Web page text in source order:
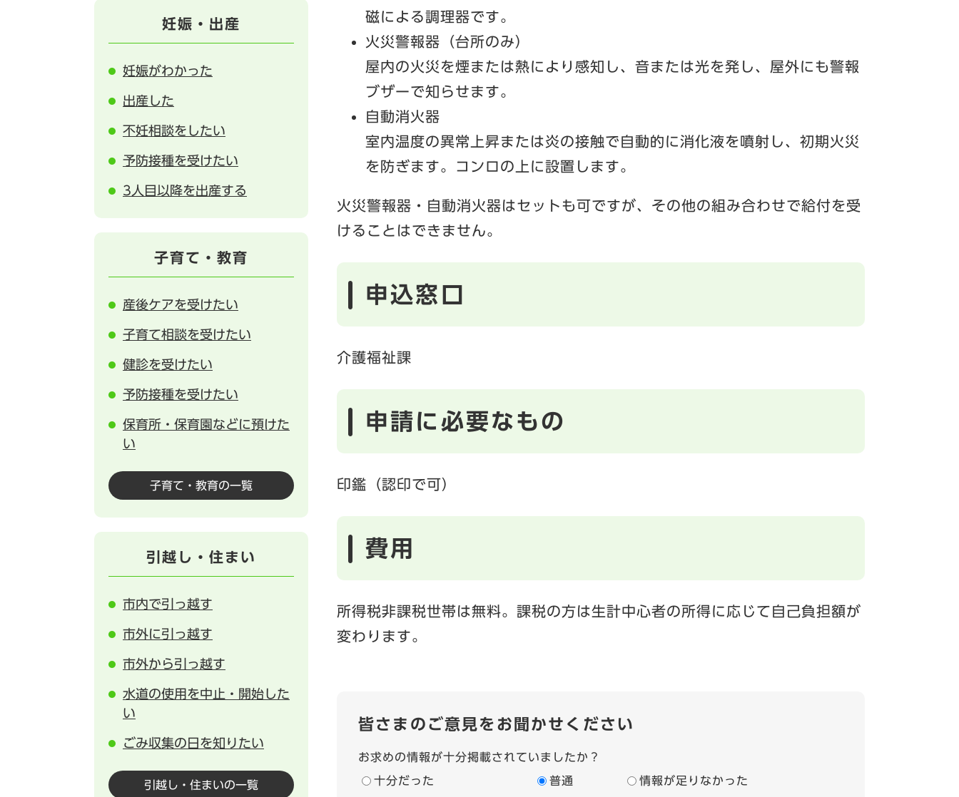
磁による調理器です。
火災警報器（台所のみ）
屋内の火災を煙または熱により感知し、音または光を発し、屋外にも警報
ブザーで知らせます。
自動消火器
室内温度の異常上昇または炎の接触で自動的に消化液を噴射し、初期火災
を防ぎます。コンロの上に設置します。
火災警報器・自動消火器はセットも可ですが、その他の組み合わせで給付を受
けることはできません。
申込窓口
介護福祉課
申請に必要なもの
印鑑（認印で可）
費用
所得税非課税世帯は無料。課税の方は生計中心者の所得に応じて自己負担額が
変わります。
皆さまのご意見をお聞かせください
お求めの情報が十分掲載されていましたか？
十分だった 普通 情報が足りなかった
妊娠・出産
妊娠がわかった
出産した
不妊相談をしたい
予防接種を受けたい
3人目以降を出産する
子育て・教育
産後ケアを受けたい
子育て相談を受けたい
健診を受けたい
予防接種を受けたい
保育所・保育園などに預けた
い
子育て・教育の一覧
引越し・住まい
市内で引っ越す
市外に引っ越す
市外から引っ越す
水道の使用を中止・開始した
い
ごみ収集の日を知りたい
引越し・住まいの一覧